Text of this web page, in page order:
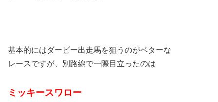
基本的にはダービー出走馬を狙うのがベターな
レースですが、別路線で一際目立ったのは
ミッキースワロー